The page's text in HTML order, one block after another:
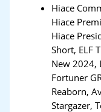
Hiace
Hiace
Hiace
Short, ELF
New 2024,
Fortuner
Reaborn,
Stargazer,